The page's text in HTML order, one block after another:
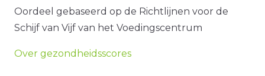
Oordeel gebaseerd op de Richtlijnen voor de
Schijf van Vijf van het Voedingscentrum
Over gezondheidsscores